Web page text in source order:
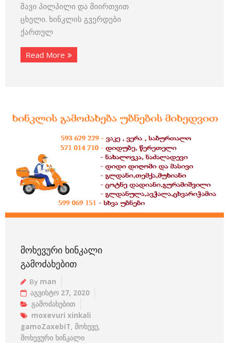
შავი პილპილი და მიირთვით
ცხელი. ხინკლის გვერდები
ქართულ
Read More
ᲛᲝᲮᲔᲕᲣᲠᲘ ᲮᲘᲜᲙᲐᲚᲘ
ᲒᲐᲛᲝᲫᲐᲮᲔᲑᲘᲗ
By man
აგვისტო 27, 2020
გამოძახებით
moxevuri xinkali
gamoZaxebiT, მოხევე,
მოხევური ხინკალი